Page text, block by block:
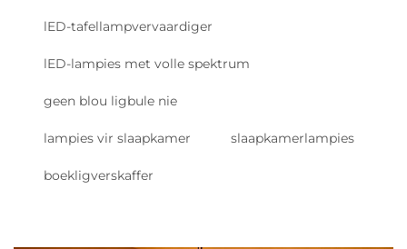
lED-tafellampvervaardiger
lED-lampies met volle spektrum
geen blou ligbule nie
lampies vir slaapkamer slaapkamerlampies
boekligverskaffer